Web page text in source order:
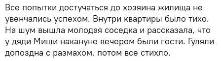
Все попытки достучаться до хозяина жилища не
увенчались успехом. Внутри квартиры было тихо.
На шум вышла молодая соседка и рассказала, что
у дяди Миши накануне вечером были гости. Гуляли
допоздна с размахом, потом все стихло.